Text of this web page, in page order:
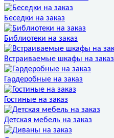
Беседки на заказ
Библиотеки на заказ
Встраиваемые шкафы на заказ
Гардеробные на заказ
Гостиные на заказ
Детская мебель на заказ